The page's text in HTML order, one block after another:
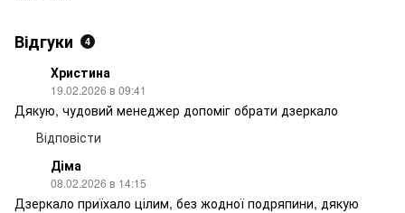
Відгуки 4
Христина
19.02.2026 в 09:41
Дякую, чудовий менеджер допоміг обрати дзеркало
Відповісти
Діма
08.02.2026 в 14:15
Дзеркало приїхало цілим, без жодної подряпини, дякую